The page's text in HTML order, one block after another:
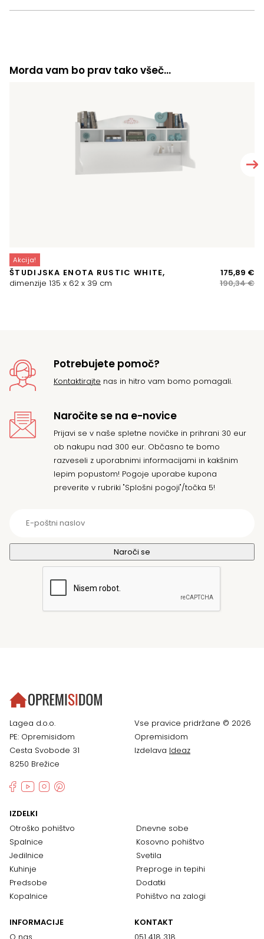
Morda vam bo prav tako všeč…
Akcija!
ŠTUDIJSKA ENOTA RUSTIC WHITE,
dimenzije 135 x 62 x 39 cm
190,34€
175,89 €
Potrebujete pomoč?
Kontaktirajte nas in hitro vam bomo pomagali.
Naročite se na e-novice
Prijavi se v naše spletne novičke in prihrani 30 eur
ob nakupu nad 300 eur. Občasno te bomo
razveseli z uporabnimi informacijami in kakšnim
lepim popustom! Pogoje uporabe kupona
preverite v rubriki "Splošni pogoji"/točka 5!
Lagea d.o.o.
PE: Opremisidom
Cesta Svobode 31
8250 Brežice
Vse pravice pridržane © 2026
Opremisidom
Izdelava Ideaz
IZDELKI
Otroško pohištvo
Spalnice
Jedilnice
Kuhinje
Predsobe
Kopalnice
Dnevne sobe
Kosovno pohištvo
Svetila
Preproge in tepihi
Dodatki
Pohištvo na zalogi
INFORMACIJE
KONTAKT